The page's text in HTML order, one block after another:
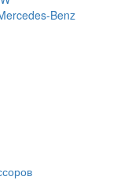
Benz